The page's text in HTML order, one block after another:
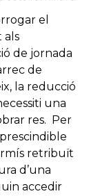
el
als
de jornada
de
la reducció
una
res. Per
retribuït
d’una
accedir